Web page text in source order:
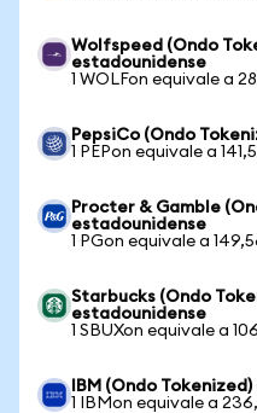
Wolfspeed (Ondo
estadounidense
1 WOLFon equivale a
PepsiCo (Ondo
1 PEPon equivale a
Procter & Gamble
estadounidense
1 PGon equivale a
Starbucks (Ondo
estadounidense
1 SBUXon equivale a
IBM (Ondo
1 IBMon equivale a